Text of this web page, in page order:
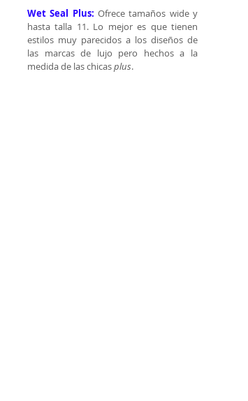
Wet Seal Plus: Ofrece tamaños wide y
hasta talla 11. Lo mejor es que tienen
estilos muy parecidos a los diseños de
las marcas de lujo pero hechos a la
medida de las chicas plus.